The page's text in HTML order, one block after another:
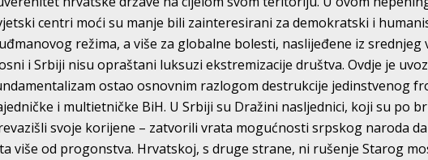
centri moći su manje bili zainteresirani za demokratski i
režima, a više za globalne bolesti, naslijeđene iz srednjeg
i Srbiji nisu opraštani luksuzi ekstremizacije društva. Ovdje je
ostao osnovnim razlogom destrukcije jedinstvenog
i multietničke BiH. U Srbiji su Dražini nasljednici, koji su po
svoje korijene – zatvorili vrata mogućnosti srpskog naroda
više od progonstva. Hrvatskoj, s druge strane, ni rušenje Starog